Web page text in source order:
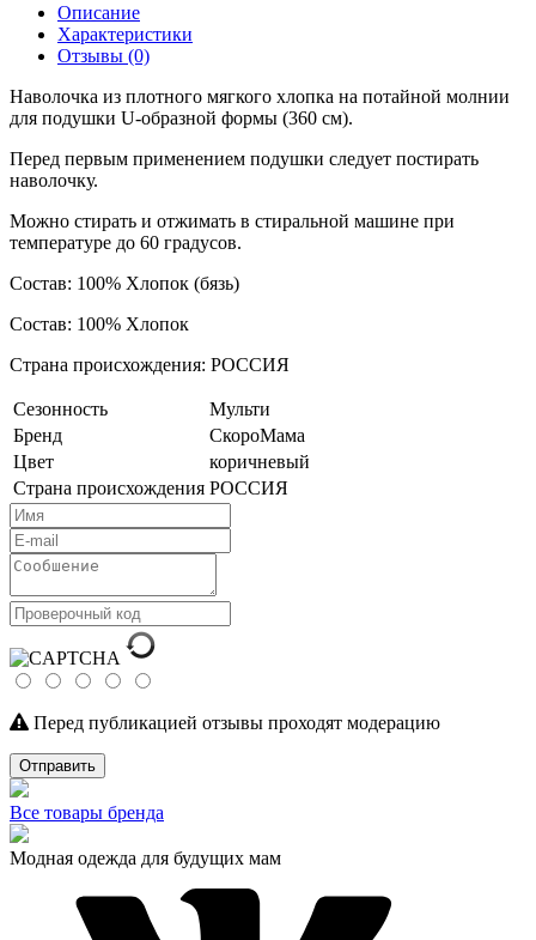
Описание
Характеристики
Отзывы (0)
Наволочка из плотного мягкого хлопка на потайной молнии
для подушки U-образной формы (360 см).
Перед первым применением подушки следует постирать
наволочку.
Можно стирать и отжимать в стиральной машине при
температуре до 60 градусов.
Состав: 100% Хлопок (бязь)
Состав: 100% Хлопок
Страна происхождения: РОССИЯ
Сезонность
Мульти
Бренд
СкороМама
Цвет
коричневый
Страна происхождения РОССИЯ
Перед публикацией отзывы проходят модерацию
Отправить
Все товары бренда
Модная одежда для будущих мам